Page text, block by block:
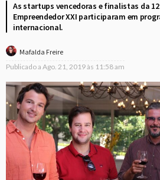
As startups vencedoras e finalistas da
Empreendedor XXI participaram em
internacional.
Mafalda Freire
Publicado a Ago. 21, 2019 às 11:58 am